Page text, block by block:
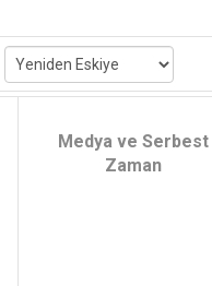
Stoktakiler
Medya ve Serbest
Zaman